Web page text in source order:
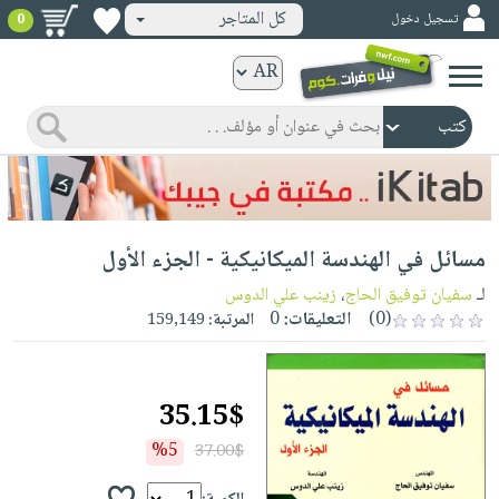
ورقية
المواضيع
صدر
حديثاً
الأكثر
مبيعاً
جوائز
شحن
مخفض
عروض
خاصة
مشوقة
كتب
الكترونية
الرئيسية
صدر
حديثاً
الأكثر
مبيعاً
كتب
مجانية
صوتية
الصفحة
الرئيسية
masmu3
حدود
أطفال
وناشئة
الصفحةوسائل
تسجيل دخول كل المتاجر 0
مسائل في الهندسة الميكانيكية - الجزء الأول
لـسفيان توفيق الحاج، زينب علي الدوس
(0)
التعليقات:0 المرتبة:159,149
35.15$
37.00$
%5